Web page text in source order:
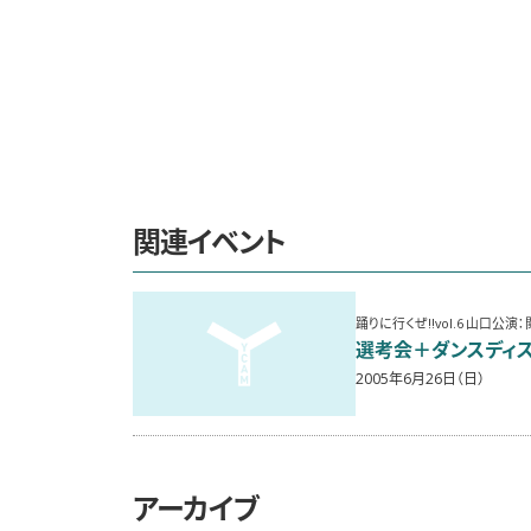
関連イベント
踊りに行くぜ!!vol.6 山口公演：
選考会＋ダンスディ
2005年6月26日（日）
アーカイブ